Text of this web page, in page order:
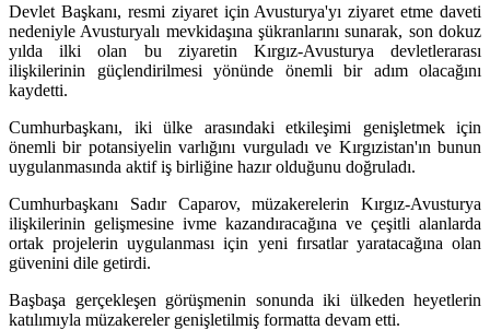
Devlet Başkanı, resmi ziyaret için Avusturya'yı ziyaret etme daveti
nedeniyle Avusturyalı mevkidaşına şükranlarını sunarak, son dokuz
yılda ilki olan bu ziyaretin Kırgız-Avusturya devletlerarası
ilişkilerinin güçlendirilmesi yönünde önemli bir adım olacağını
kaydetti.
Cumhurbaşkanı, iki ülke arasındaki etkileşimi genişletmek için
önemli bir potansiyelin varlığını vurguladı ve Kırgızistan'ın bunun
uygulanmasında aktif iş birliğine hazır olduğunu doğruladı.
Cumhurbaşkanı Sadır Caparov, müzakerelerin Kırgız-Avusturya
ilişkilerinin gelişmesine ivme kazandıracağına ve çeşitli alanlarda
ortak projelerin uygulanması için yeni fırsatlar yaratacağına olan
güvenini dile getirdi.
Başbaşa gerçekleşen görüşmenin sonunda iki ülkeden heyetlerin
katılımıyla müzakereler genişletilmiş formatta devam etti.